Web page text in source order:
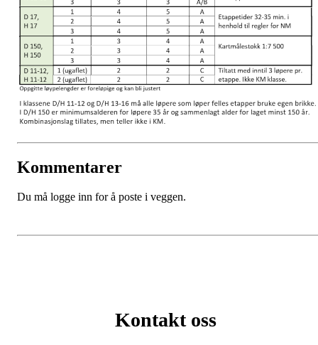
Kommentarer
Du må logge inn for å poste i veggen.
Kontakt oss